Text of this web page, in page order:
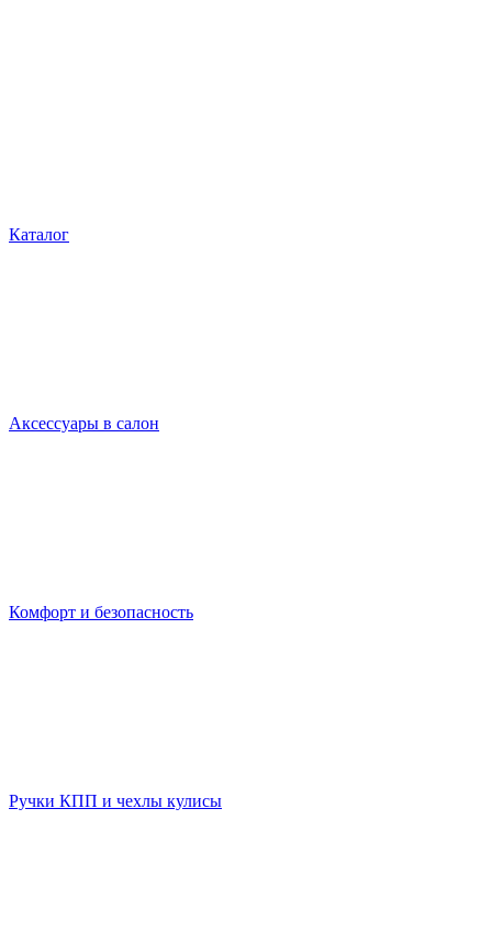
Каталог
Аксессуары в салон
Комфорт и безопасность
Ручки КПП и чехлы кулисы